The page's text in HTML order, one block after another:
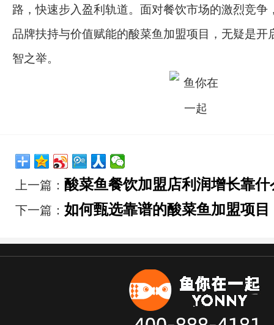
路，快速步入盈利轨道。面对餐饮市场的激烈竞争
品牌扶持与价值赋能的酸菜鱼加盟项目，无疑是开
智之举。
上一篇： 酸菜鱼餐饮加盟店利润增长靠什
下一篇： 如何甄选靠谱的酸菜鱼加盟项